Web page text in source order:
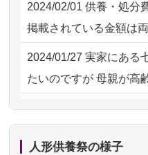
2026/07/15 お客様の声
ただけそう...
2026/07/13 遠方からで
での方法が...
2024/02/01 供養・処分
掲載されている金額は
2024/01/27 実家にある
たいのですが 母親が高
2024/01/13剥製の供養
人形供養祭の様子